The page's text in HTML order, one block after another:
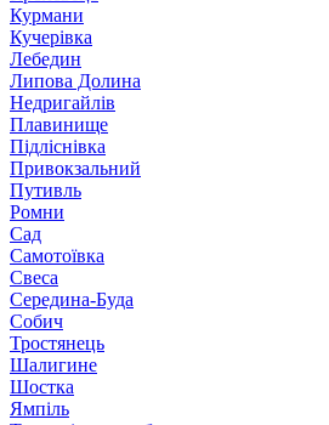
Курмани
Кучерівка
Лебедин
Липова Долина
Недригайлів
Плавинище
Підліснівка
Привокзальний
Путивль
Ромни
Сад
Самотоївка
Свеса
Середина-Буда
Собич
Тростянець
Шалигине
Шостка
Ямпіль